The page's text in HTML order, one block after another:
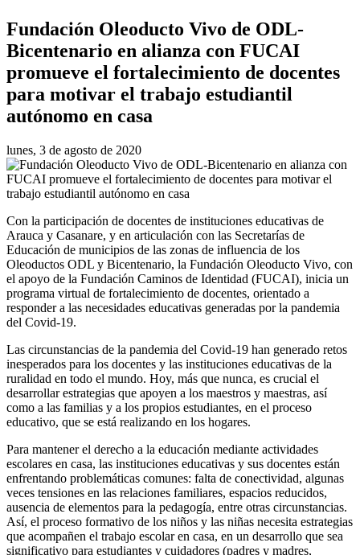
Fundación Oleoducto Vivo de ODL-
Bicentenario en alianza con FUCAI
promueve el fortalecimiento de docentes
para motivar el trabajo estudiantil
autónomo en casa
lunes, 3 de agosto de 2020
Con la participación de docentes de instituciones educativas de
Arauca y Casanare, y en articulación con las Secretarías de
Educación de municipios de las zonas de influencia de los
Oleoductos ODL y Bicentenario, la Fundación Oleoducto Vivo, con
el apoyo de la Fundación Caminos de Identidad (FUCAI), inicia un
programa virtual de fortalecimiento de docentes, orientado a
responder a las necesidades educativas generadas por la pandemia
del Covid-19.
Las circunstancias de la pandemia del Covid-19 han generado retos
inesperados para los docentes y las instituciones educativas de la
ruralidad en todo el mundo. Hoy, más que nunca, es crucial el
desarrollar estrategias que apoyen a los maestros y maestras, así
como a las familias y a los propios estudiantes, en el proceso
educativo, que se está realizando en los hogares.
Para mantener el derecho a la educación mediante actividades
escolares en casa, las instituciones educativas y sus docentes están
enfrentando problemáticas comunes: falta de conectividad, algunas
veces tensiones en las relaciones familiares, espacios reducidos,
ausencia de elementos para la pedagogía, entre otras circunstancias.
Así, el proceso formativo de los niños y las niñas necesita estrategias
que acompañen el trabajo escolar en casa, en un desarrollo que sea
significativo para estudiantes y cuidadores (padres y madres,